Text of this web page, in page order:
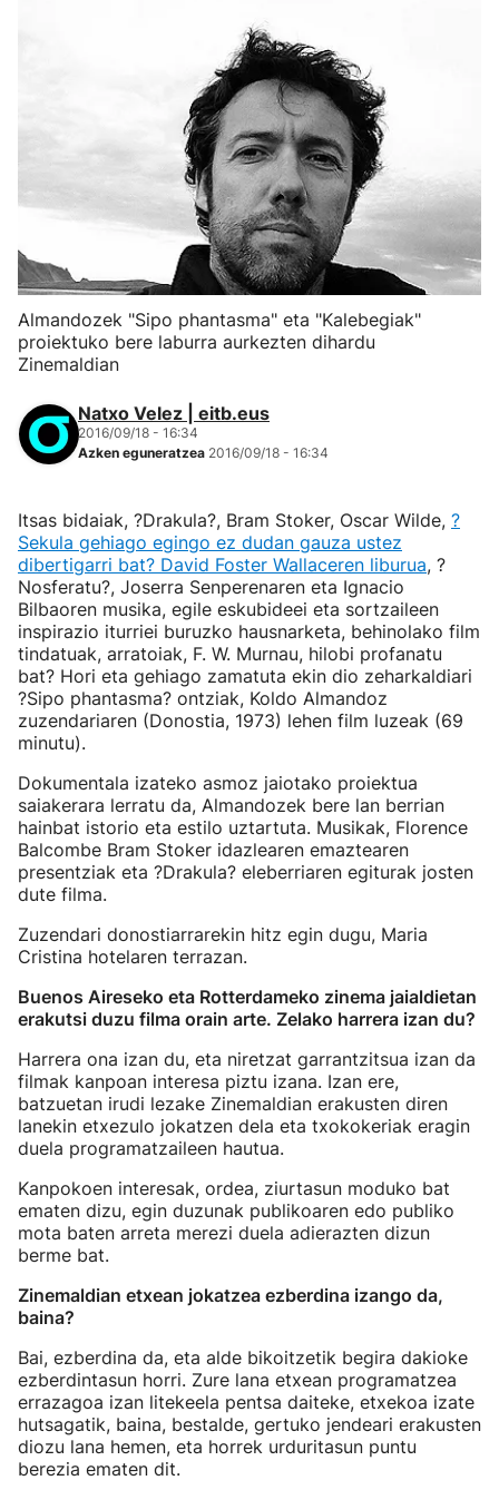
Almandozek "Sipo phantasma" eta "Kalebegiak"
proiektuko bere laburra aurkezten dihardu
Zinemaldian
Natxo Velez | eitb.eus
2016/09/18 - 16:34
Azken eguneratzea 2016/09/18 - 16:34
Itsas bidaiak, ?Drakula?, Bram Stoker, Oscar Wilde, ?
Sekula gehiago egingo ez dudan gauza ustez
dibertigarri bat? David Foster Wallaceren liburua, ?
Nosferatu?, Joserra Senperenaren eta Ignacio
Bilbaoren musika, egile eskubideei eta sortzaileen
inspirazio iturriei buruzko hausnarketa, behinolako film
tindatuak, arratoiak, F. W. Murnau, hilobi profanatu
bat? Hori eta gehiago zamatuta ekin dio zeharkaldiari
?Sipo phantasma? ontziak, Koldo Almandoz
zuzendariaren (Donostia, 1973) lehen film luzeak (69
minutu).
Dokumentala izateko asmoz jaiotako proiektua
saiakerara lerratu da, Almandozek bere lan berrian
hainbat istorio eta estilo uztartuta. Musikak, Florence
Balcombe Bram Stoker idazlearen emaztearen
presentziak eta ?Drakula? eleberriaren egiturak josten
dute filma.
Zuzendari donostiarrarekin hitz egin dugu, Maria
Cristina hotelaren terrazan.
Buenos Aireseko eta Rotterdameko zinema jaialdietan
erakutsi duzu filma orain arte. Zelako harrera izan du?
Harrera ona izan du, eta niretzat garrantzitsua izan da
filmak kanpoan interesa piztu izana. Izan ere,
batzuetan irudi lezake Zinemaldian erakusten diren
lanekin etxezulo jokatzen dela eta txokokeriak eragin
duela programatzaileen hautua.
Kanpokoen interesak, ordea, ziurtasun moduko bat
ematen dizu, egin duzunak publikoaren edo publiko
mota baten arreta merezi duela adierazten dizun
berme bat.
Zinemaldian etxean jokatzea ezberdina izango da,
baina?
Bai, ezberdina da, eta alde bikoitzetik begira dakioke
ezberdintasun horri. Zure lana etxean programatzea
errazagoa izan litekeela pentsa daiteke, etxekoa izate
hutsagatik, baina, bestalde, gertuko jendeari erakusten
diozu lana hemen, eta horrek urduritasun puntu
berezia ematen dit.